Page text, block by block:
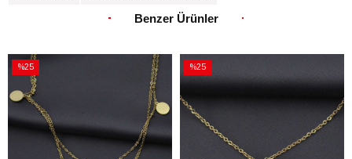
Benzer Ürünler
%25
İndirim
%25İndirim
%25
İndirim
%25İndirim